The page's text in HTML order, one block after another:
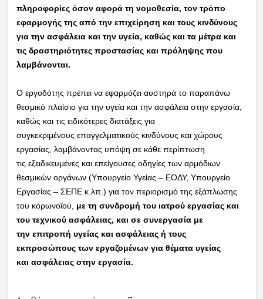
πληροφορίες όσον αφορά τη νομοθεσία, τον τρόπο
εφαρμογής της από την επιχείρηση και τους κινδύνους
για την ασφάλεια και την υγεία, καθώς και τα μέτρα και
τις δραστηριότητες προστασίας και πρόληψης που
λαμβάνονται.
Ο εργοδότης πρέπει να εφαρμόζει αυστηρά το παραπάνω
θεσμικό πλαίσιο για την υγεία και την ασφάλεια στην εργασία,
καθώς και τις ειδικότερες διατάξεις για
συγκεκριμένους επαγγελματικούς κινδύνους και χώρους
εργασίας, λαμβάνοντας υπόψη σε κάθε περίπτωση
τις εξειδικευμένες και επείγουσες οδηγίες των αρμόδιων
θεσμικών οργάνων (Υπουργείο Υγείας – ΕΟΔΥ, Υπουργείο
Εργασίας – ΣΕΠΕ κ.λπ.) για τον περιορισμό της εξάπλωσης
του κορωνοϊού, με τη συνδρομή του ιατρού εργασίας και
του τεχνικού ασφάλειας, και σε συνεργασία με
την επιτροπή υγείας και ασφάλειας ή τους
εκπροσώπους των εργαζομένων για θέματα υγείας
και ασφάλειας στην εργασία.